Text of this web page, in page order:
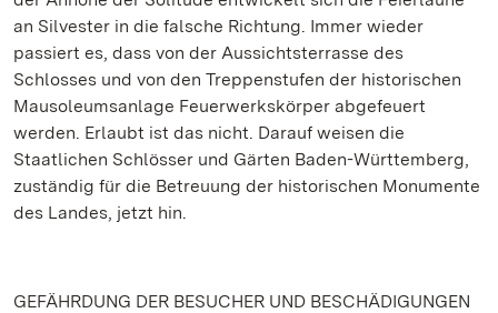
an Silvester in die falsche Richtung. Immer wieder
passiert es, dass von der Aussichtsterrasse des
Schlosses und von den Treppenstufen der historischen
Mausoleumsanlage Feuerwerkskörper abgefeuert
werden. Erlaubt ist das nicht. Darauf weisen die
Staatlichen Schlösser und Gärten Baden-Württemberg,
zuständig für die Betreuung der historischen Monumente
des Landes, jetzt hin.
GEFÄHRDUNG DER BESUCHER UND BESCHÄDIGUNGEN